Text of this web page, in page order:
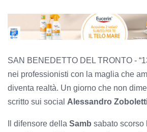
SAN BENEDETTO DEL TRONTO -
nei professionisti con la maglia che
diventa realtà. Un giorno che non
scritto sui social Alessandro
Il difensore della Samb sabato scorso